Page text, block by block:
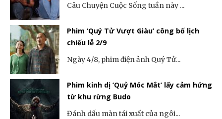
Câu Chuyện Cuộc Sống tuần này ...
Phim ‘Quý Tử Vượt Giàu’ công bố lịch
chiếu lễ 2/9
Ngày 4/8, phim điện ảnh Quý Tử...
Phim kinh dị ‘Quỷ Móc Mắt’ lấy cảm hứng
từ khu rừng Budo
Đánh dấu màn tái xuất của ngôi...